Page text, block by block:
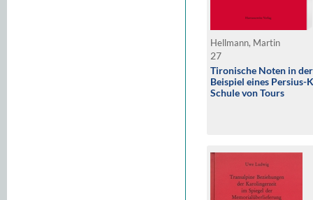
Hellmann, Martin
27
Tironische Noten in
Beispiel eines Persius-
Schule von Tours